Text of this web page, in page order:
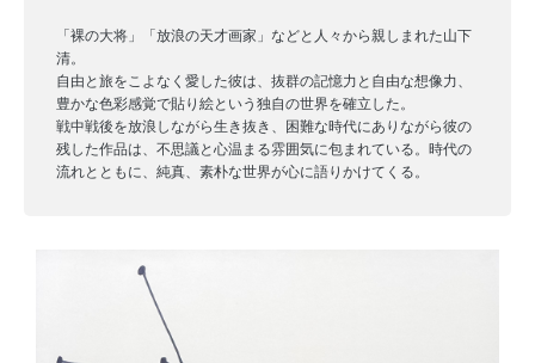
「裸の大将」「放浪の天才画家」などと人々から親しまれた山下
清。
自由と旅をこよなく愛した彼は、抜群の記憶力と自由な想像力、
豊かな色彩感覚で貼り絵という独自の世界を確立した。
戦中戦後を放浪しながら生き抜き、困難な時代にありながら彼の
残した作品は、不思議と心温まる雰囲気に包まれている。時代の
流れとともに、純真、素朴な世界が心に語りかけてくる。